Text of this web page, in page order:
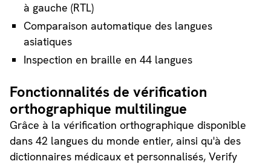
à gauche (RTL)
Comparaison automatique des langues
asiatiques
Inspection en braille en 44 langues
Fonctionnalités de vérification
orthographique multilingue
Grâce à la vérification orthographique disponible
dans 42 langues du monde entier, ainsi qu'à des
dictionnaires médicaux et personnalisés, Verify